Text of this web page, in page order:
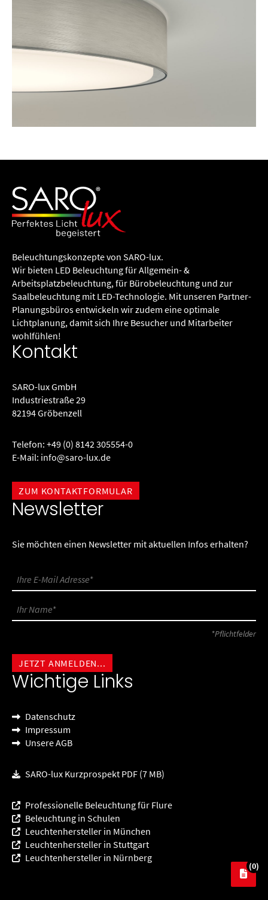
Beleuchtungs­konzepte von SARO-lux.
Wir bieten LED Beleuchtung für Allgemein- &
Arbeitsplatzbeleuchtung, für Büro­beleuchtung und zur
Saalbeleuchtung mit LED-Technologie. Mit unseren Partner-
Planungsbüros entwickeln wir zudem eine optimale
Lichtplanung, damit sich Ihre Besucher und Mitarbeiter
wohlfühlen!
Kontakt
SARO-lux GmbH
Industriestraße 29
82194 Gröbenzell
Telefon: +49 (0) 8142 305554-0
E-Mail: info@saro-lux.de
ZUM KONTAKTFORMULAR
Newsletter
Sie möchten einen Newsletter mit aktuellen Infos erhalten?
*Pflichtfelder
Wichtige Links
Datenschutz
Impressum
Unsere AGB
SARO-lux Kurzprospekt PDF (7 MB)
Professionelle Beleuchtung für Flure
Beleuchtung in Schulen
Leuchtenhersteller in München
Leuchtenhersteller in Stuttgart
Leuchtenhersteller in Nürnberg
(0)